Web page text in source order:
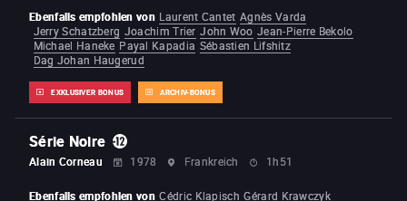
EXKLUSIVER BONUS ARCHIV-BONUS
Ebenfalls empfohlen von Laurent Cantet Agnès Varda
Jerry Schatzberg Joachim Trier John Woo Jean-Pierre Bekolo
Michael Haneke Payal Kapadia Sébastien Lifshitz
Dag Johan Haugerud
Série Noire
Alain Corneau 1978 Frankreich 1h51
Ebenfalls empfohlen von Cédric Klapisch Gérard Krawczyk